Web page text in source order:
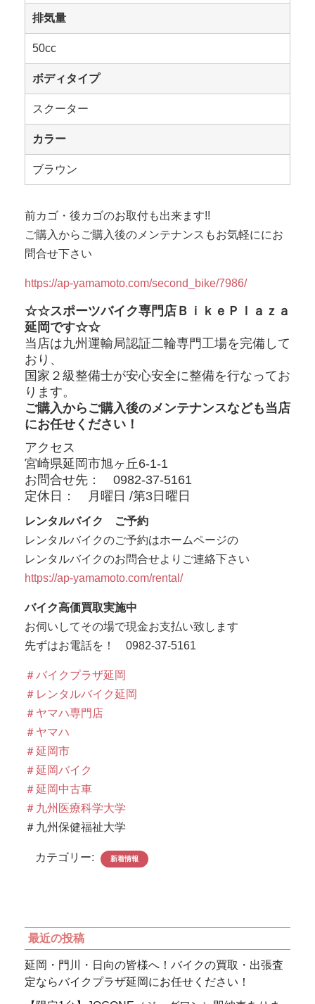
排気量
50cc
ボディタイプ
スクーター
カラー
ブラウン
前カゴ・後カゴのお取付も出来ます!!
ご購入からご購入後のメンテナンスもお気軽ににお
問合せ下さい
https://ap-yamamoto.com/second_bike/7986/
☆☆スポーツバイク専門店ＢｉｋｅＰｌａｚａ
延岡です☆☆
当店は九州運輸局認証二輪専門工場を完備して
おり、
国家２級整備士が安心安全に整備を行なってお
ります。
ご購入からご購入後のメンテナンスなども当店
にお任せください！
アクセス
宮崎県延岡市旭ヶ丘6-1-1
お問合せ先： 0982-37-5161
定休日： 月曜日 /第3日曜日
レンタルバイク ご予約
レンタルバイクのご予約はホームページの
レンタルバイクのお問合せよりご連絡下さい
https://ap-yamamoto.com/rental/
バイク高価買取実施中
お伺いしてその場で現金お支払い致します
先ずはお電話を！ 0982-37-5161
＃バイクプラザ延岡
＃レンタルバイク延岡
＃ヤマハ専門店
＃ヤマハ
＃延岡市
＃延岡バイク
＃延岡中古車
＃九州医療科学大学
＃九州保健福祉大学
カテゴリー: 新着情報
最近の投稿
延岡・門川・日向の皆様へ！バイクの買取・出張査
定ならバイクプラザ延岡にお任せください！